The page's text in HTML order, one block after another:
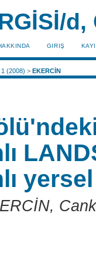
d,
GIRIŞ
1 (2008) >EKERCİN